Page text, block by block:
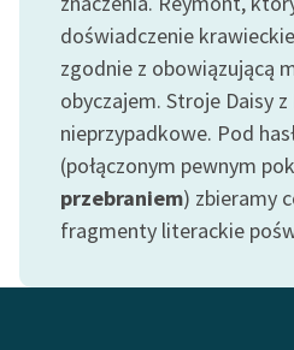
Feministyczne inspiracje.
Popularyzacja
skandynawskiej literatury
feministycznej
Ręce pełne poezji
Kolekcje edukacyjne
twórców przechodzących
lektur szkolnych oraz
doświadczenie
zgodnie z obowiązującą
obyczajem. Stroje Daisy z
nieprzypadkowe. Pod
(połączonym pewnym
przebraniem) zbieramy
fragmenty literackie